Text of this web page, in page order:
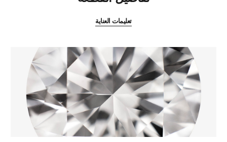
تعليمات العناية